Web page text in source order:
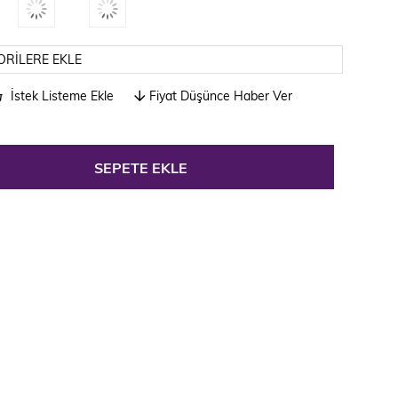
EKLE
İstek Listeme Ekle Fiyat Düşünce Haber Ver